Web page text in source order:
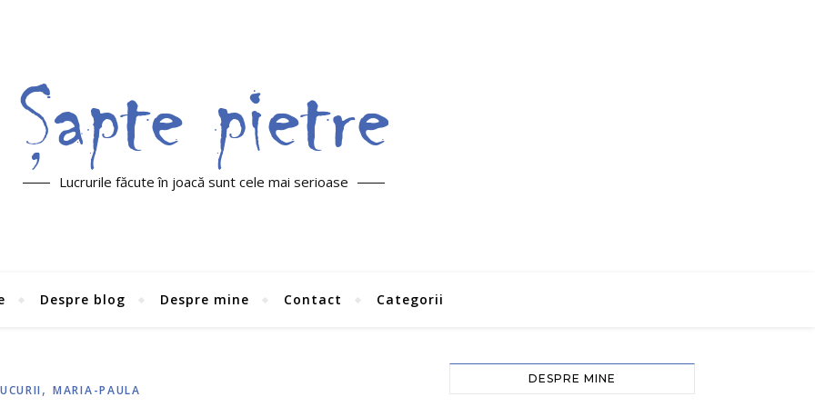
Lucrurile făcute în joacă sunt cele mai serioase
Despre blog Despre mine Contact Categorii
,MARIA-PAULA
DESPRE MINE